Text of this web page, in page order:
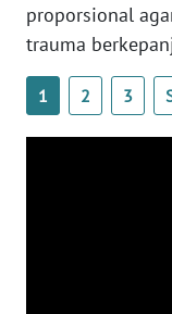
proporsional
trauma
1 2 3
KEPRI
WN
PAPUA